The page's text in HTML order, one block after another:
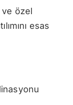
ve özel
esas